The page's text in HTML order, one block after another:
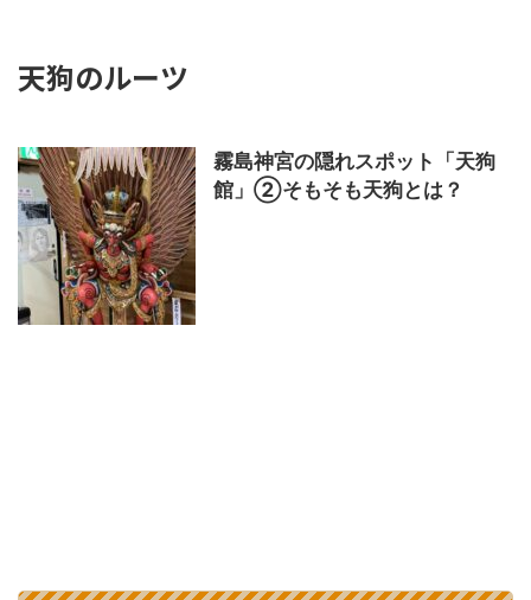
天狗のルーツ
霧島神宮の隠れスポット「天狗
館」②そもそも天狗とは？